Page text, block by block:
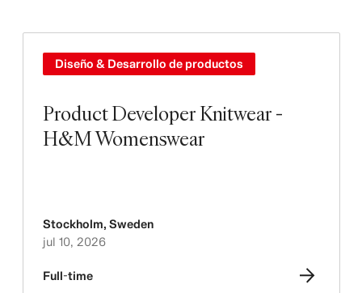
Product Developer Knitwear -
H&M Womenswear
Diseño & Desarrollo de productos
Stockholm, Sweden
jul 10, 2026
Full-time